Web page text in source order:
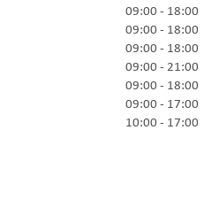
09:00 - 18:00
09:00 - 18:00
09:00 - 18:00
09:00 - 21:00
09:00 - 18:00
09:00 - 17:00
10:00 - 17:00